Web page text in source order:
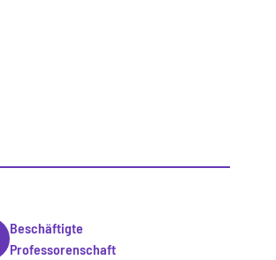
Beschäftigte
Professorenschaft